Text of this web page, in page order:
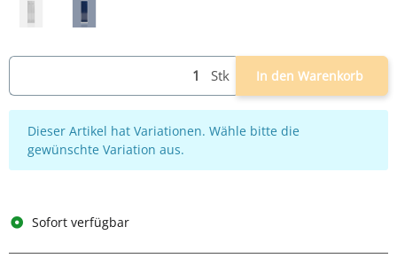
Stk In den Warenkorb
x
Dieser Artikel hat Variationen. Wähle bitte die
gewünschte Variation aus.
Sofort verfügbar